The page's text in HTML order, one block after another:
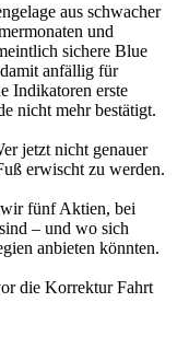
aus schwacher
und
sichere Blue
anfällig für
Indikatoren erste
nicht mehr bestätigt.
jetzt nicht genauer
erwischt zu werden.
wir fünf Aktien, bei
– und wo sich
anbieten könnten.
die Korrektur Fahrt